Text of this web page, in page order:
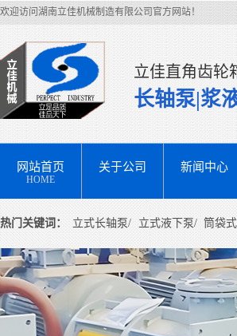
欢迎访问湖南立佳机械制造有限公司官方网站！
立佳直角齿轮
长轴泵|浆
网站首页
HOME
关于公司 新闻中心
热门关键词： 立式长轴泵/ 立式液下泵/ 筒袋